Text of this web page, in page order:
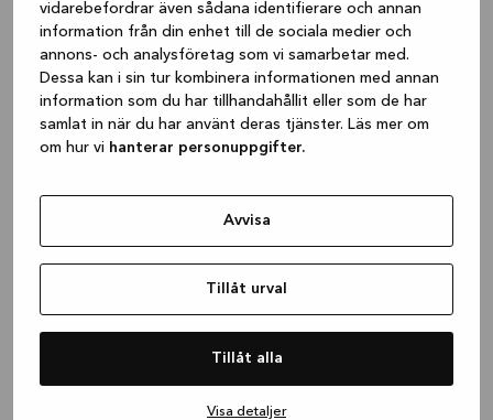
vidarebefordrar även sådana identifierare och annan
information från din enhet till de sociala medier och
annons- och analysföretag som vi samarbetar med.
Dessa kan i sin tur kombinera informationen med annan
information som du har tillhandahållit eller som de har
samlat in när du har använt deras tjänster. Läs mer om
om hur vi hanterar personuppgifter.
Avvisa
Tillåt urval
Tillåt alla
Visa detaljer
(see the browser console for more
information).